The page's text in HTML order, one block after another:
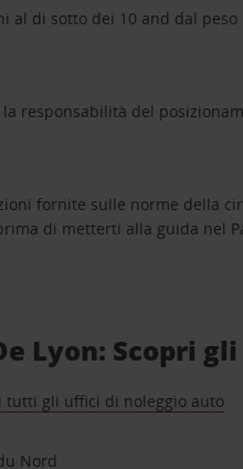
al di sotto dei 10 and dal
la responsabilità del
fornite sulle norme della
di metterti alla guida nel
Lyon: Scopri
tutti gli uffici di noleggio auto
Nord